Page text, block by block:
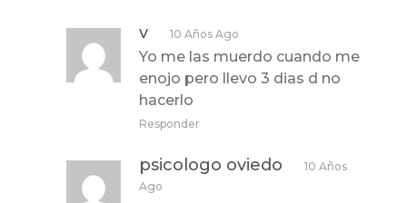
v 10 Años Ago
Yo me las muerdo cuando me
enojo pero llevo 3 dias d no
hacerlo
Responder
psicologo oviedo
10 Años
Ago